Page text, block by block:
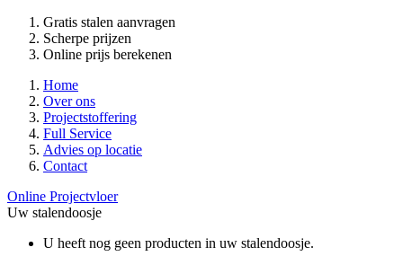
Gratis stalen aanvragen
Scherpe prijzen
Online prijs berekenen
Home
Over ons
Projectstoffering
Full Service
Advies op locatie
Contact
Online Projectvloer
Uw stalendoosje
U heeft nog geen producten in uw stalendoosje.